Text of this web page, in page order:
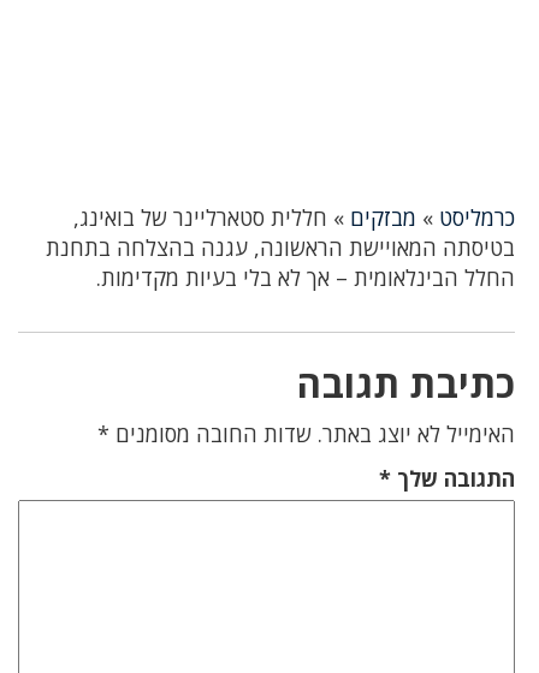
כרמליסט » מבזקים » חללית סטארליינר של בואינג,
בטיסתה המאויישת הראשונה, עגנה בהצלחה בתחנת
החלל הבינלאומית – אך לא בלי בעיות מקדימות.
כתיבת תגובה
האימייל לא יוצג באתר. שדות החובה מסומנים *
התגובה שלך *